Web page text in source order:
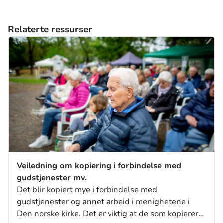
Relaterte ressurser
Veiledning om kopiering i forbindelse med
gudstjenester mv.
Det blir kopiert mye i forbindelse med
gudstjenester og annet arbeid i menighetene i
Den norske kirke. Det er viktig at de som kopierer